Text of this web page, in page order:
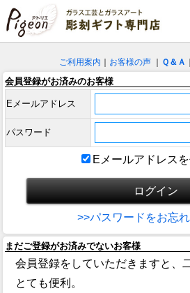
ご利用案内 お客様の声 Ｑ＆Ａ
会員登録がお済みのお客様
Eメールアドレス
パスワード
Eメールアドレス
>>パスワードをお忘
まだご登録がお済みでないお客様
会員登録をしていただきますと、
とても便利。